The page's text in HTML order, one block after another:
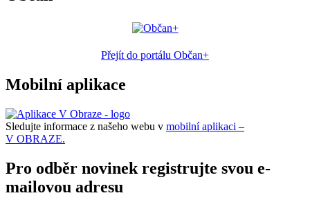
Přejít do portálu Občan+
Mobilní aplikace
Sledujte informace z našeho webu v mobilní aplikaci –
V OBRAZE.
Pro odběr novinek registrujte svou e-
mailovou adresu